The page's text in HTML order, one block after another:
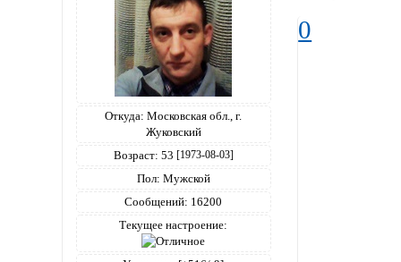
Откуда: Московская обл., г.
Жуковский
Возраст: 53 [1973-08-03]
Пол: Мужской
Сообщений: 16200
Текущее настроение:
0